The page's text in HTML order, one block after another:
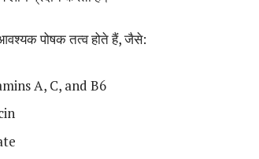
पोषक तत्व होते हैं, जैसे:
A, C, and B6